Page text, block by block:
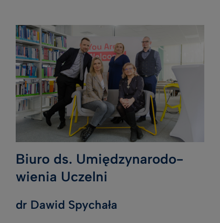
Biuro ds. Umię­dzy­na­ro­do­
wie­nia Uczelni
dr Dawid Spychała